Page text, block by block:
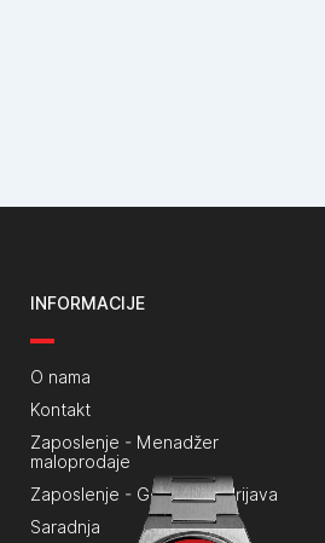
INFORMACIJE
O nama
Kontakt
Zaposlenje - Menadžer
maloprodaje
Zaposlenje - Generalna prijava
Saradnja